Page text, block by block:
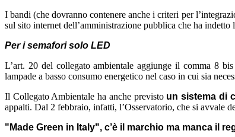
I bandi (che dovranno contenere anche i criteri per
sul sito internet dell’amministrazione pubblica che ha indetto
Per i semafori solo LED
L’art. 20 del collegato ambientale aggiunge il comma 8
lampade a basso consumo energetico nel caso in cui sia
Il Collegato Ambientale ha anche previsto un sistema di
appalti. Dal 2 febbraio, infatti, l’Osservatorio, che si avvale
"Made Green in Italy", c’è il marchio ma manca il